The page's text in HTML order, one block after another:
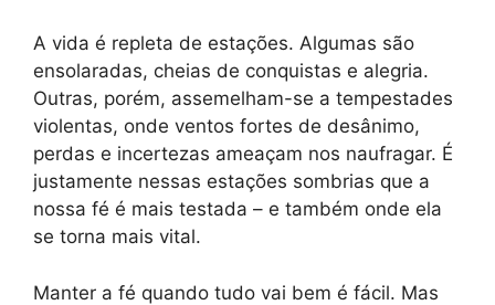
A vida é repleta de estações. Algumas são
ensolaradas, cheias de conquistas e alegria.
Outras, porém, assemelham-se a tempestades
violentas, onde ventos fortes de desânimo,
perdas e incertezas ameaçam nos naufragar. É
justamente nessas estações sombrias que a
nossa fé é mais testada – e também onde ela
se torna mais vital.
Manter a fé quando tudo vai bem é fácil. Mas